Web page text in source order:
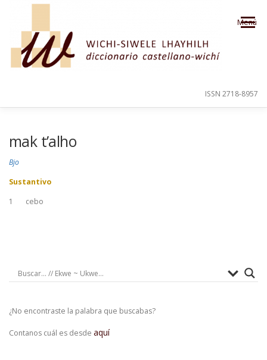
Saltar al contenido
Menú
ISSN 2718-8957
mak t’alho
Bjo
Sustantivo
1
cebo
¿No encontraste la palabra que buscabas?
Contanos cuál es desde aquí